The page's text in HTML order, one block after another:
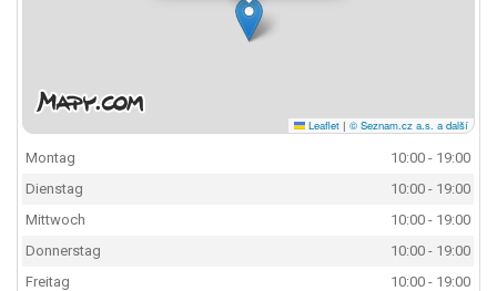
Leaflet | © Seznam.cz a.s. a další
Montag
10:00 - 19:00
Dienstag
10:00 - 19:00
Mittwoch
10:00 - 19:00
Donnerstag
10:00 - 19:00
Freitag
10:00 - 19:00